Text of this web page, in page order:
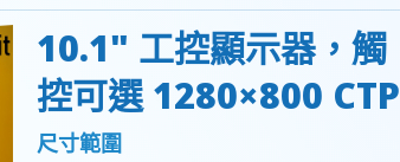
10.1" 工控顯示器，觸
控可選 1280×800 CTP
尺寸範圍